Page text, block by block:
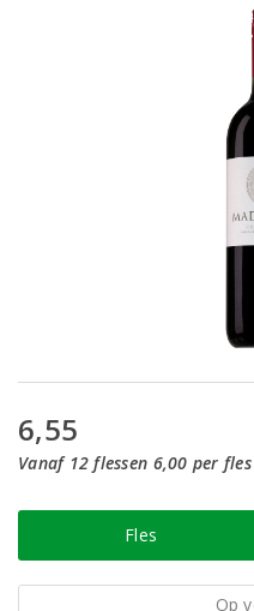
6,55
Vanaf 12 flessen 6,00 per fles
Fles
Op